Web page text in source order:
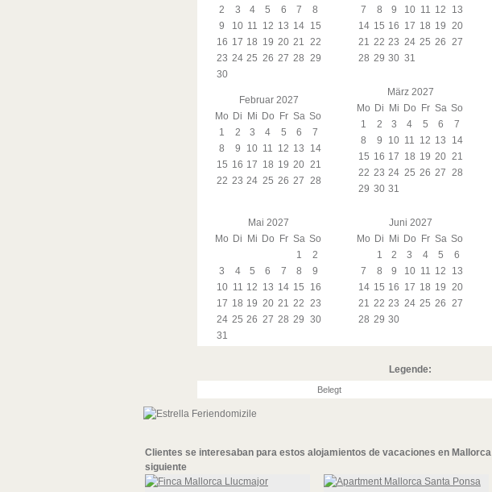
2
3 4 5 6 7
8
9
10 11 12 13 14 15
16 17 18 19 20 21 22
23 24 25 26 27 28 29
30
7
8 9 10 11 12
13
14 15 16 17 18 19 20
21 22 23 24 25 26 27
28 29 30 31
Februar 2027
Mo Di Mi Do Fr Sa So
1
2 3 4 5 6
7
8
9 10 11 12 13
14
15 16 17 18 19 20 21
22 23 24 25 26 27 28
März 2027
Mo Di Mi Do Fr Sa So
1
2 3 4 5 6
7
8
9 10 11 12 13
14
15 16 17 18 19 20 21
22 23 24 25 26 27 28
29 30 31
Mai 2027
Mo Di Mi Do Fr Sa So
1
2
3
4 5 6 7 8
9
10 11 12 13 14 15
16
17 18 19 20 21 22 23
24 25 26 27 28 29 30
31
Juni 2027
Mo Di Mi Do Fr Sa So
1
2 3 4 5
6
7
8 9 10 11 12
13
14 15 16 17 18 19 20
21 22 23 24 25 26 27
28 29 30
Legende:
Belegt
Clientes se interesaban para estos alojamientos de vacaciones en Mallorca
siguiente